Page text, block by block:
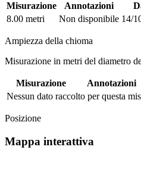
Misurazione Annotazioni
8.00 metri
Non disponibile 14/
Ampiezza della chioma
Misurazione in metri del diametro
Misurazione Annotazioni
Nessun dato raccolto per questa
Posizione
Mappa interattiva